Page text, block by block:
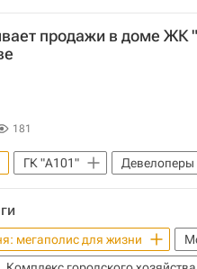
продажи в доме ЖК
181
ГК "А101" Девелоперы
мегаполис для жизни